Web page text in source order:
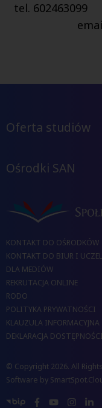
tel.
Oferta studiów
Ośrodki SAN
KONTAKT DO OŚRODKÓW
KONTAKT DO BIUR I
DLA MEDIÓW
REKRUTACJA ONLINE
RODO
POLITYKA PRYWATNOŚCI
KLAUZULA INFORMACYJNA
DEKLARACJA DOSTĘPNOŚCI
© Copyright 2026. All
Software by